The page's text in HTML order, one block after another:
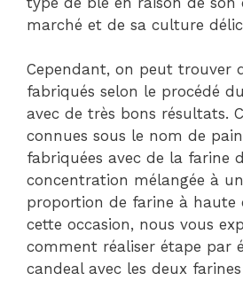
marché et de sa culture
Cependant, on peut trouver
fabriqués selon le procédé
avec de très bons résultats.
connues sous le nom de
fabriquées avec de la farine
concentration mélangée à
proportion de farine à haute
cette occasion, nous vous
comment réaliser étape par
candeal avec les deux